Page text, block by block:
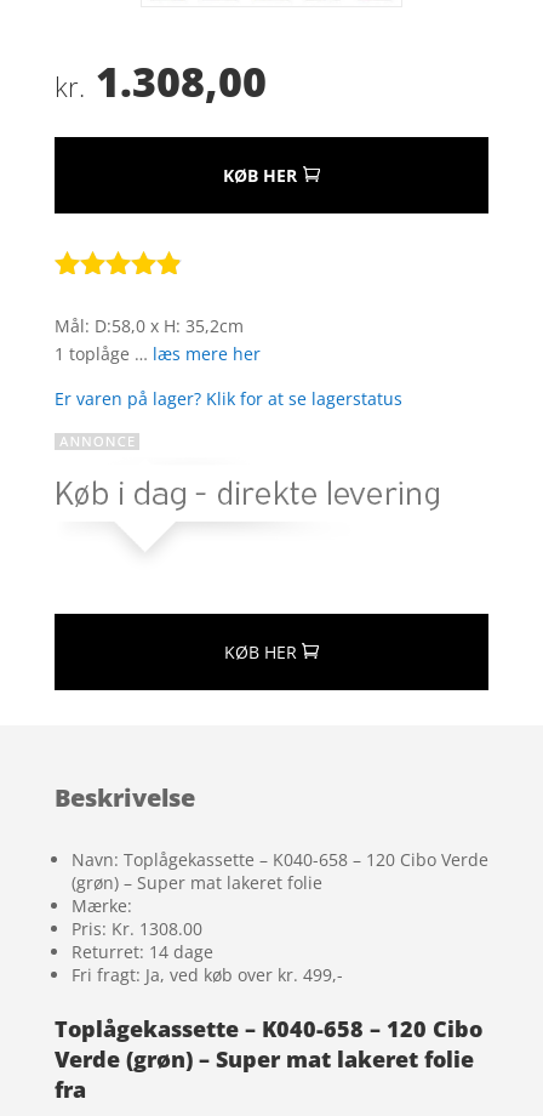
kr. 1.308,00
KØB HER
som4.8
ud af 5
baseret på
kundebedø
Mål: D:58,0 x H: 35,2cm
1 toplåge … læs mere her
Er varen på lager? Klik for at se lagerstatus
KØB HER
Beskrivelse
Navn: Toplågekassette – K040-658 – 120 Cibo Verde
(grøn) – Super mat lakeret folie
Mærke:
Pris: Kr. 1308.00
Returret: 14 dage
Fri fragt: Ja, ved køb over kr. 499,-
Toplågekassette – K040-658 – 120 Cibo
Verde (grøn) – Super mat lakeret folie
fra